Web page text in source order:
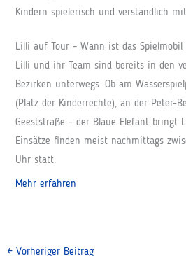
Kindern spielerisch und verständlich
Lilli auf Tour – Wann ist das
Lilli und ihr Team sind bereits in den
Bezirken unterwegs. Ob am
(Platz der Kinderrechte), an der Peter-
Geeststraße – der Blaue Elefant bringt
Einsätze finden meist nachmittags
Uhr statt.
Mehr erfahren
←Vorheriger Beitrag